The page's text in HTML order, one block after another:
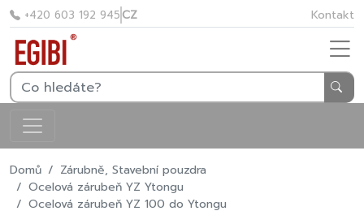
+420 603 192 945CZ Kontakt
Domů
Zárubně, Stavební pouzdra
Ocelová zárubeň YZ Ytongu
Ocelová zárubeň YZ 100 do Ytongu